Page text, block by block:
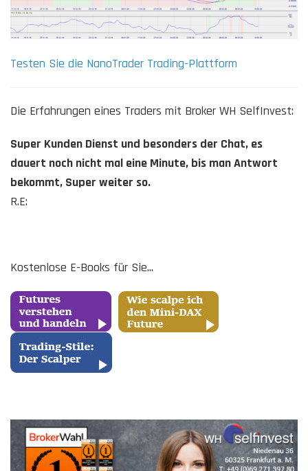
Testen Sie die NanoTrader Trading-Plattform
Die Erfahrungen eines Traders mit Broker WH SelfInvest:
Super Kunden Dienst und besonders der Chat, es
dauert noch nicht mal eine Minute, bis man Antwort
bekommt, Super weiter so.
R.E:
Kostenlose E-Books für Sie...